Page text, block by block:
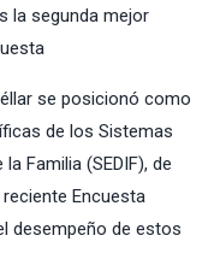
la segunda mejor
se posicionó como
de los Sistemas
Familia (SEDIF), de
Encuesta
desempeño de estos